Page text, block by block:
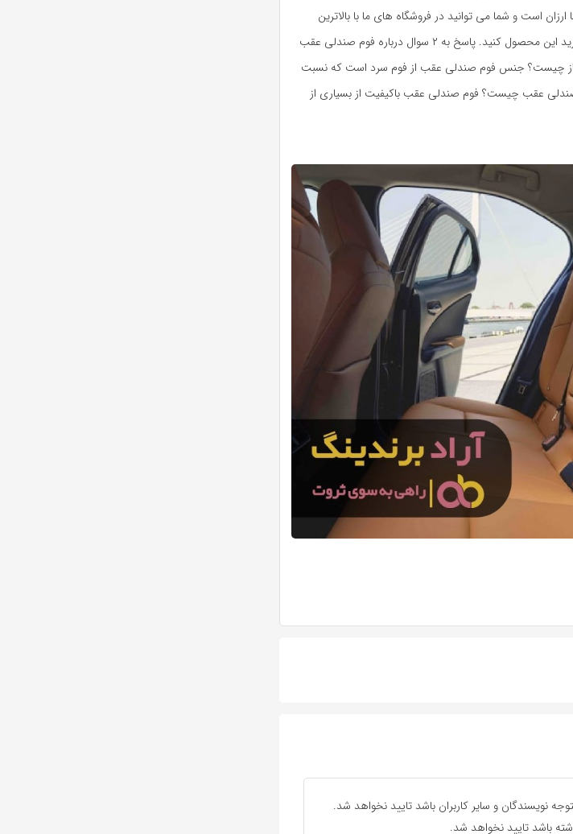
است و شما می توانید در فروشگاه های ما با بالاترین
سطح کیفیت و قیمتی مقرون به صرفه اقدام به خرید این محصول کنید. پاسخ به ۲ سوال درباره فوم صندلی عقب
صندلی عقب از چیست؟ جنس فوم صندلی عقب از فوم سرد است که نسبت
۲: مزایای وجود فوم صندلی عقب چیست؟ فوم صندلی عقب باکیفیت از بسیاری از
نویسندگان و سایر کاربران باشد تایید نخواهد شد.
باشد تایید نخواهد شد.